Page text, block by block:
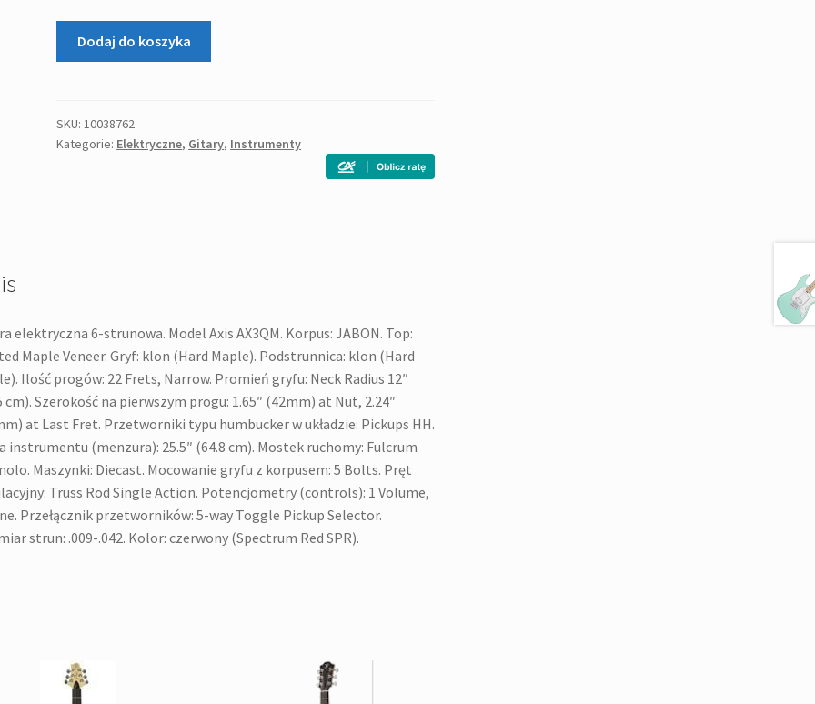
STERLING
QM
(SPR-
Dodaj do koszyka
SKU:10038762
Kategorie: Elektryczne, Gitary, Instrumenty
elektryczna 6-strunowa. Model Axis AX3QM. Korpus: JABON. Top:
Maple Veneer. Gryf: klon (Hard Maple). Podstrunnica: klon (Hard
Ilość progów: 22 Frets, Narrow. Promień gryfu: Neck Radius 12″
cm). Szerokość na pierwszym progu: 1.65″ (42mm) at Nut, 2.24″
at Last Fret. Przetworniki typu humbucker w układzie: Pickups HH.
instrumentu (menzura): 25.5″ (64.8 cm). Mostek ruchomy: Fulcrum
Maszynki: Diecast. Mocowanie gryfu z korpusem: 5 Bolts. Pręt
Truss Rod Single Action. Potencjometry (controls): 1 Volume,
Przełącznik przetworników: 5-way Toggle Pickup Selector.
strun: .009-.042. Kolor: czerwony (Spectrum Red SPR).